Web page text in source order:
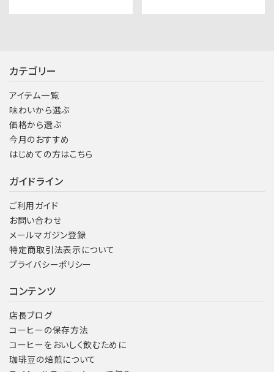
カテゴリー
アイテム一覧
味わいから選ぶ
価格から選ぶ
今月のおすすめ
はじめての方はこちら
ガイドライン
ご利用ガイド
お問い合わせ
メールマガジン登録
特定商取引法表示について
プライバシーポリシー
コンテンツ
店長ブログ
コーヒーの保存方法
コーヒーをおいしく飲むために
珈琲豆の焙煎について